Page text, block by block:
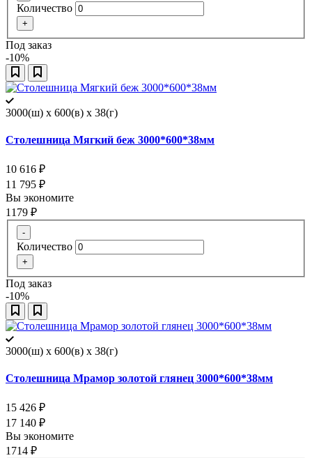
Количество
+
Под заказ
-10%
3000(ш) x 600(в) x 38(г)
Столешница Мягкий беж 3000*600*38мм
10 616 ₽
11 795 ₽
Вы экономите
1179 ₽
-
Количество
+
Под заказ
-10%
3000(ш) x 600(в) x 38(г)
Столешница Мрамор золотой глянец 3000*600*38мм
15 426 ₽
17 140 ₽
Вы экономите
1714 ₽